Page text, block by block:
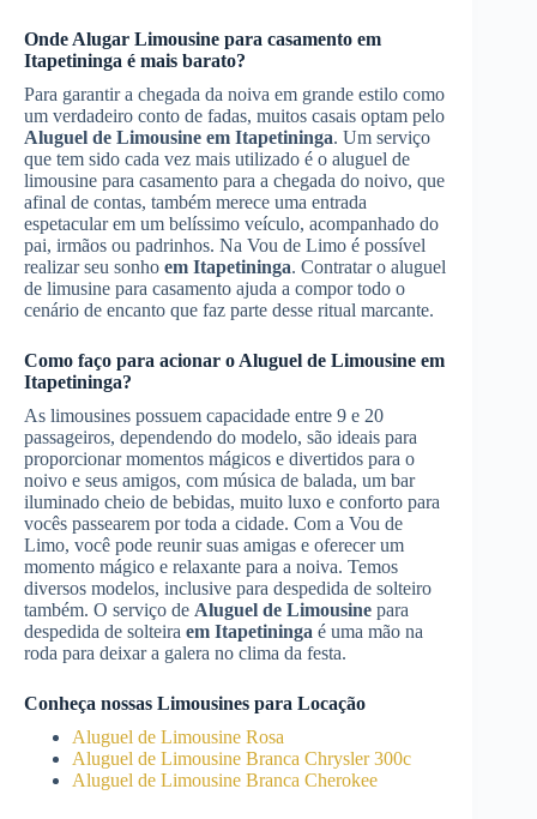
Onde Alugar Limousine para casamento em
Itapetininga é mais barato?
Para garantir a chegada da noiva em grande estilo como
um verdadeiro conto de fadas, muitos casais optam pelo
Aluguel de Limousine em Itapetininga. Um serviço
que tem sido cada vez mais utilizado é o aluguel de
limousine para casamento para a chegada do noivo, que
afinal de contas, também merece uma entrada
espetacular em um belíssimo veículo, acompanhado do
pai, irmãos ou padrinhos. Na Vou de Limo é possível
realizar seu sonho em Itapetininga. Contratar o aluguel
de limusine para casamento ajuda a compor todo o
cenário de encanto que faz parte desse ritual marcante.
Como faço para acionar o Aluguel de Limousine em
Itapetininga?
As limousines possuem capacidade entre 9 e 20
passageiros, dependendo do modelo, são ideais para
proporcionar momentos mágicos e divertidos para o
noivo e seus amigos, com música de balada, um bar
iluminado cheio de bebidas, muito luxo e conforto para
vocês passearem por toda a cidade. Com a Vou de
Limo, você pode reunir suas amigas e oferecer um
momento mágico e relaxante para a noiva. Temos
diversos modelos, inclusive para despedida de solteiro
também. O serviço de Aluguel de Limousine para
despedida de solteira em Itapetininga é uma mão na
roda para deixar a galera no clima da festa.
Conheça nossas Limousines para Locação
Aluguel de Limousine Rosa
Aluguel de Limousine Branca Chrysler 300c
Aluguel de Limousine Branca Cherokee